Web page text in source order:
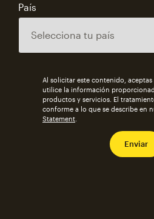
País
Al solicitar este contenido,
utilice la información
productos y servicios. El
conforme a lo que se describe en
Statement